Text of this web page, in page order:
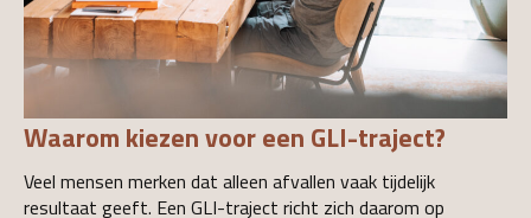
Waarom kiezen voor een GLI-traject?
Veel mensen merken dat alleen afvallen vaak tijdelijk
resultaat geeft. Een GLI-traject richt zich daarom op